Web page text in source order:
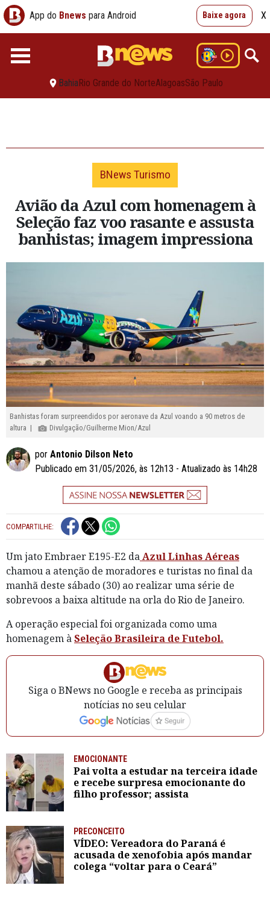
App do Bnews para Android Baixe agora X
BahiaRio Grande do NorteAlagoasSão Paulo
BNews Turismo
Avião da Azul com homenagem à
Seleção faz voo rasante e assusta
banhistas; imagem impressiona
Banhistas foram surpreendidos por aeronave da Azul voando a 90 metros de
altura |
Divulgação/Guilherme Mion/Azul
por Antonio Dilson Neto
Publicado em 31/05/2026, às 12h13 - Atualizado às 14h28
COMPARTILHE:
Um jato Embraer E195-E2 daAzul Linhas Aéreas
chamou a atenção de moradores e turistas no final da
manhã deste sábado (30) ao realizar uma série de
sobrevoos a baixa altitude na orla do Rio de Janeiro.
A operação especial foi organizada como uma
homenagem àSeleção Brasileira de Futebol.
Siga o BNews no Google e receba as principais
notícias no seu celular
EMOCIONANTE
Pai volta a estudar na terceira idade
e recebe surpresa emocionante do
filho professor; assista
PRECONCEITO
VÍDEO: Vereadora do Paraná é
acusada de xenofobia após mandar
colega “voltar para o Ceará”